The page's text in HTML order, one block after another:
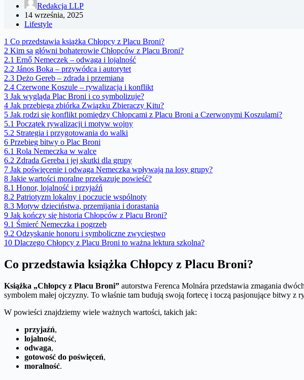
Redakcja LLP
14 września, 2025
Lifestyle
1 Co przedstawia książka Chłopcy z Placu Broni?
2 Kim są główni bohaterowie Chłopców z Placu Broni?
2.1 Ernő Nemeczek – odwaga i lojalność
2.2 János Boka – przywódca i autorytet
2.3 Deżo Gereb – zdrada i przemiana
2.4 Czerwone Koszule – rywalizacja i konflikt
3 Jak wygląda Plac Broni i co symbolizuje?
4 Jak przebiega zbiórka Związku Zbieraczy Kitu?
5 Jak rodzi się konflikt pomiędzy Chłopcami z Placu Broni a Czerwonymi Koszulami?
5.1 Początek rywalizacji i motyw wojny
5.2 Strategia i przygotowania do walki
6 Przebieg bitwy o Plac Broni
6.1 Rola Nemeczka w walce
6.2 Zdrada Gereba i jej skutki dla grupy
7 Jak poświęcenie i odwaga Nemeczka wpływają na losy grupy?
8 Jakie wartości moralne przekazuje powieść?
8.1 Honor, lojalność i przyjaźń
8.2 Patriotyzm lokalny i poczucie wspólnoty
8.3 Motyw dzieciństwa, przemijania i dorastania
9 Jak kończy się historia Chłopców z Placu Broni?
9.1 Śmierć Nemeczka i pogrzeb
9.2 Odzyskanie honoru i symboliczne zwycięstwo
10 Dlaczego Chłopcy z Placu Broni to ważna lektura szkolna?
Co przedstawia książka Chłopcy z Placu Broni?
Książka „Chłopcy z Placu Broni” autorstwa Ferenca Molnára przedstawia zmagania
symbolem małej ojczyzny. To właśnie tam budują swoją fortecę i toczą pasjonujące bitwy z
W powieści znajdziemy wiele ważnych wartości, takich jak:
przyjaźń,
lojalność,
odwaga,
gotowość do poświęceń,
moralność.